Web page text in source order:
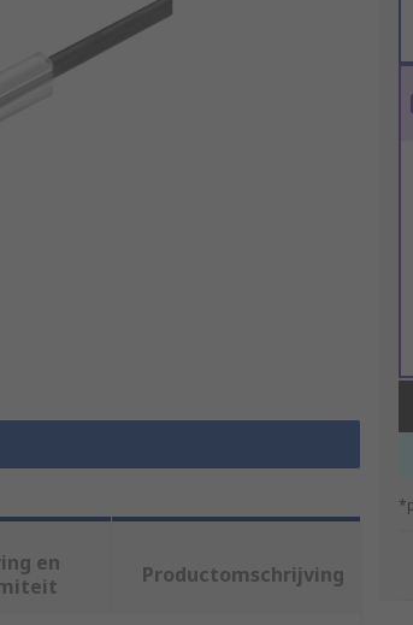
en
Productomschrijving